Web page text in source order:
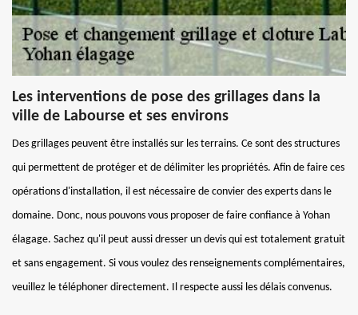
Les interventions de pose des grillages dans la
ville de Labourse et ses environs
Des grillages peuvent être installés sur les terrains. Ce sont des structures
qui permettent de protéger et de délimiter les propriétés. Afin de faire ces
opérations d'installation, il est nécessaire de convier des experts dans le
domaine. Donc, nous pouvons vous proposer de faire confiance à Yohan
élagage. Sachez qu'il peut aussi dresser un devis qui est totalement gratuit
et sans engagement. Si vous voulez des renseignements complémentaires,
veuillez le téléphoner directement. Il respecte aussi les délais convenus.